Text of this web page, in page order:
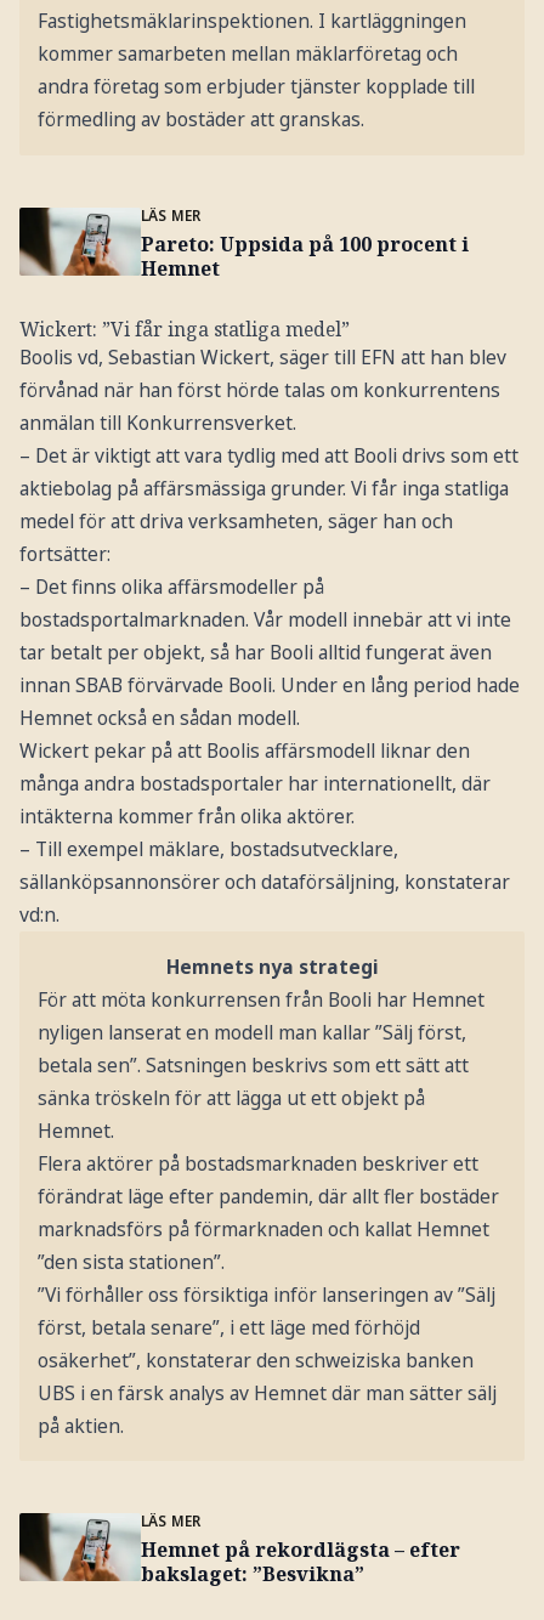
Fastighetsmäklarinspektionen. I kartläggningen
kommer samarbeten mellan mäklarföretag och
andra företag som erbjuder tjänster kopplade till
förmedling av bostäder att granskas.
LÄS MER
Pareto: Uppsida på 100 procent i
Hemnet
Wickert: ”Vi får inga statliga medel”
Boolis vd, Sebastian Wickert, säger till EFN att han blev
förvånad när han först hörde talas om konkurrentens
anmälan till Konkurrensverket.
– Det är viktigt att vara tydlig med att Booli drivs som ett
aktiebolag på affärsmässiga grunder. Vi får inga statliga
medel för att driva verksamheten, säger han och
fortsätter:
– Det finns olika affärsmodeller på
bostadsportalmarknaden. Vår modell innebär att vi inte
tar betalt per objekt, så har Booli alltid fungerat även
innan SBAB förvärvade Booli. Under en lång period hade
Hemnet också en sådan modell.
Wickert pekar på att Boolis affärsmodell liknar den
många andra bostadsportaler har internationellt, där
intäkterna kommer från olika aktörer.
– Till exempel mäklare, bostadsutvecklare,
sällanköpsannonsörer och dataförsäljning, konstaterar
vd:n.
Hemnets nya strategi
För att möta konkurrensen från Booli har Hemnet
nyligen lanserat en modell man kallar ”Sälj först,
betala sen”. Satsningen beskrivs som ett sätt att
sänka tröskeln för att lägga ut ett objekt på
Hemnet.
Flera aktörer på bostadsmarknaden beskriver ett
förändrat läge efter pandemin, där allt fler bostäder
marknadsförs på förmarknaden och kallat Hemnet
”den sista stationen”.
”Vi förhåller oss försiktiga inför lanseringen av ”Sälj
först, betala senare”, i ett läge med förhöjd
osäkerhet”, konstaterar den schweiziska banken
UBS i en färsk analys av Hemnet där man sätter sälj
på aktien.
LÄS MER
Hemnet på rekordlägsta – efter
bakslaget: ”Besvikna”